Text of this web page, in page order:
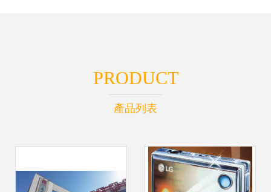
PRODUCT
產品列表